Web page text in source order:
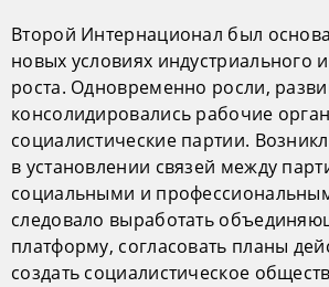
Второй Интернационал был
новых условиях индустриального
роста. Одновременно росли,
консолидировались рабочие
социалистические партии.
в установлении связей между
социальными и
следовало выработать
платформу, согласовать планы
создать социалистическое